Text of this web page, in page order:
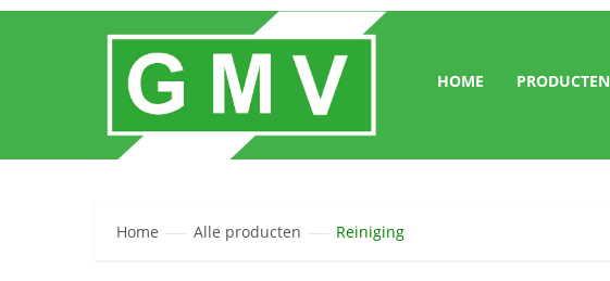
HOME PRODUCTEN
Home Alle producten Reiniging